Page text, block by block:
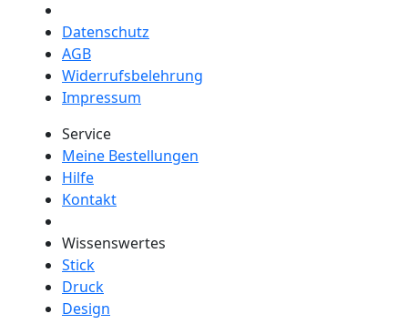
Datenschutz
AGB
Widerrufsbelehrung
Impressum
Service
Meine Bestellungen
Hilfe
Kontakt
Wissenswertes
Stick
Druck
Design